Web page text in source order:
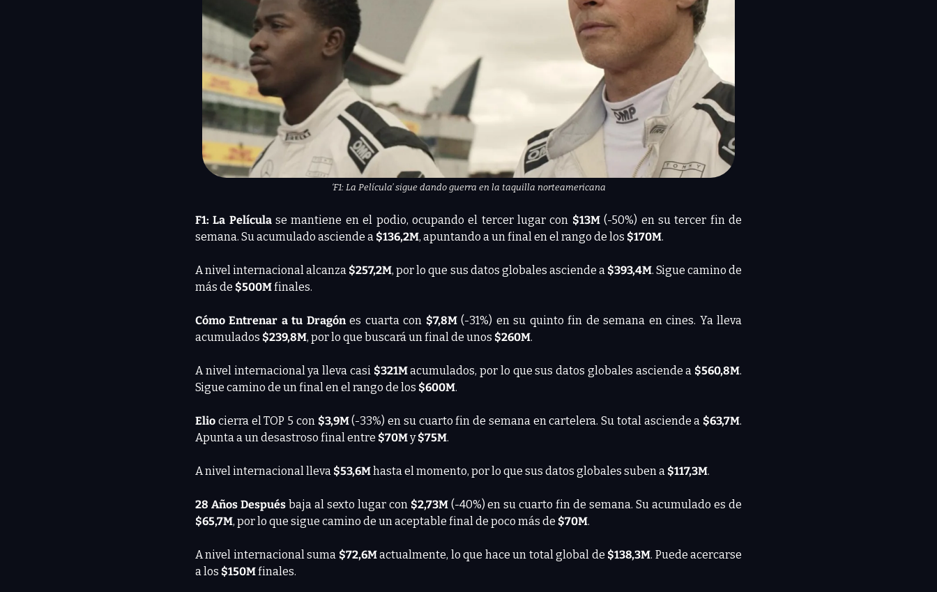
‘F1: La Película’ sigue dando guerra en la taquilla norteamericana
F1: La Película se mantiene en el podio, ocupando el tercer lugar con $13M (-50%) en su tercer fin de
semana. Su acumulado asciende a $136,2M, apuntando a un final en el rango de los $170M.
A nivel internacional alcanza $257,2M, por lo que sus datos globales asciende a $393,4M. Sigue camino de
más de $500M finales.
Cómo Entrenar a tu Dragón es cuarta con $7,8M (-31%) en su quinto fin de semana en cines. Ya lleva
acumulados $239,8M, por lo que buscará un final de unos $260M.
A nivel internacional ya lleva casi $321M acumulados, por lo que sus datos globales asciende a $560,8M.
Sigue camino de un final en el rango de los $600M.
Elio cierra el TOP 5 con $3,9M (-33%) en su cuarto fin de semana en cartelera. Su total asciende a $63,7M.
Apunta a un desastroso final entre $70M y $75M.
A nivel internacional lleva $53,6M hasta el momento, por lo que sus datos globales suben a $117,3M.
28 Años Después baja al sexto lugar con $2,73M (-40%) en su cuarto fin de semana. Su acumulado es de
$65,7M, por lo que sigue camino de un aceptable final de poco más de $70M.
A nivel internacional suma $72,6M actualmente, lo que hace un total global de $138,3M. Puede acercarse
a los $150M finales.